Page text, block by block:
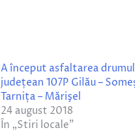
A început asfaltarea
județean 107P Gilău –
Tarnița – Mărişel
24 august 2018
În „Stiri locale”